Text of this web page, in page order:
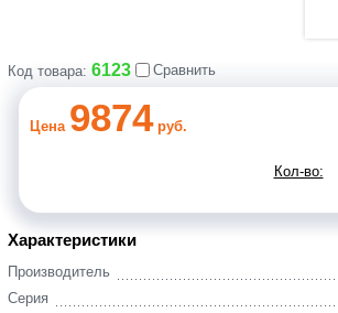
Код товара: 6123 Сравнить
Цена 9874руб.
Кол-во:
Характеристики
Производитель
Серия